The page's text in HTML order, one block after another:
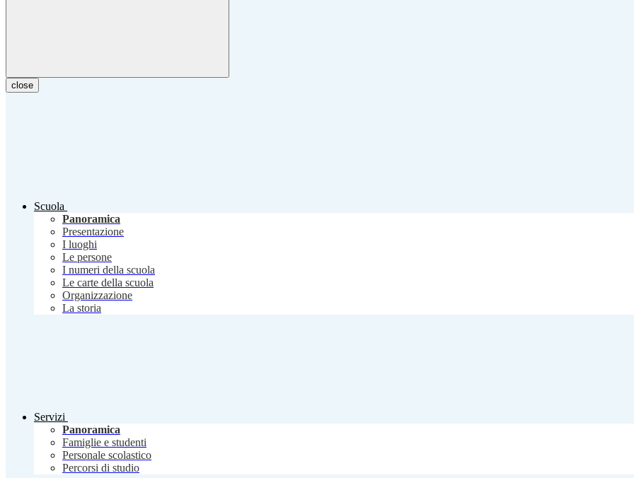
close
Scuola
Panoramica
Presentazione
I luoghi
Le persone
I numeri della scuola
Le carte della scuola
Organizzazione
La storia
Servizi
Panoramica
Famiglie e studenti
Personale scolastico
Percorsi di studio